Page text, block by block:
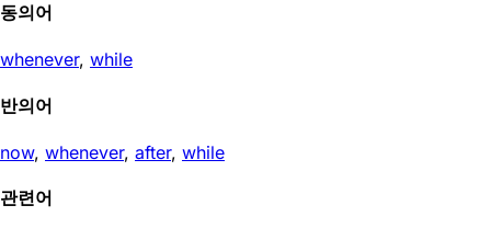
동의어
whenever, while
반의어
now, whenever, after, while
관련어